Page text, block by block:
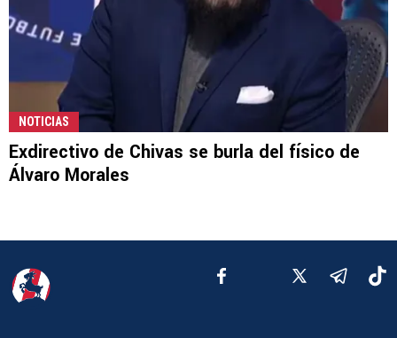
NOTICIAS
Exdirectivo de Chivas se burla del físico de
Álvaro Morales